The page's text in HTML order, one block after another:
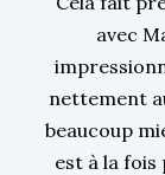
avec
nettement
beaucoup
est à la